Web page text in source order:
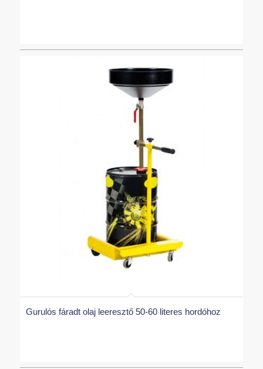
Gurulós fáradt olaj leeresztő 50-60 literes hordóhoz